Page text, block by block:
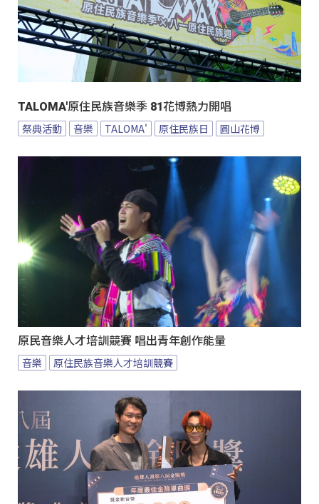
TALOMA'原住民族音樂季 81花博熱力開唱
祭典活動 音樂 TALOMA' 原住民族日 圓山花博
原民音樂人才培訓競賽 唱出青年創作能量
音樂 原住民族音樂人才培訓競賽